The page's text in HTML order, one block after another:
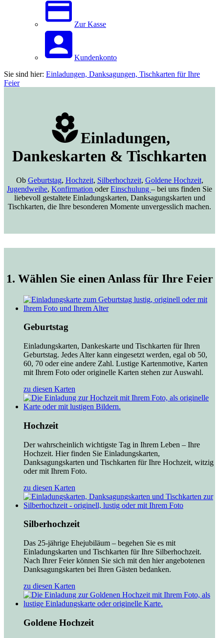
Zur Kasse
Kundenkonto
Sie sind hier: Einladungen, Danksagungen, Tischkarten für Ihre
Feier
Einladungen,
Dankeskarten & Tischkarten
Ob Geburtstag, Hochzeit, Silberhochzeit, Goldene Hochzeit,
Jugendweihe, Konfirmation oderEinschulung – bei uns finden Sie
liebevoll gestaltete Einladungskarten, Danksagungskarten und
Tischkarten, die Ihre besonderen Momente unvergesslich machen.
1. Wählen Sie einen Anlass für Ihre Feier
Geburtstag
Einladungskarten, Dankeskarte und Tischkarten für Ihren
Geburtstag. Jedes Alter kann eingesetzt werden, egal ob 50,
60, 70 oder eine andere Zahl. Lustige Kartenmotive, Karten
mit Ihrem Foto oder originelle Karten stehen zur Auswahl.
zu diesen Karten
Hochzeit
Der wahrscheinlich wichtigste Tag in Ihrem Leben – Ihre
Hochzeit. Hier finden Sie Einladungskarten,
Danksagungskarten und Tischkarten für Ihre Hochzeit, witzig
oder mit Ihrem Foto.
zu diesen Karten
Silberhochzeit
Das 25-jährige Ehejubiläum – begehen Sie es mit
Einladungskarten und Tischkarten für Ihre Silberhochzeit.
Nach Ihrer Feier können Sie sich mit den hier angebotenen
Danksagungskarten bei Ihren Gästen bedanken.
zu diesen Karten
Goldene Hochzeit